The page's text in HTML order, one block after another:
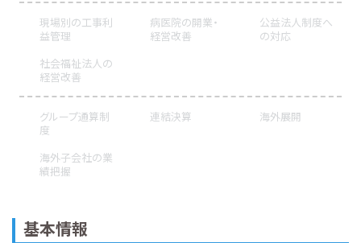
現場別の工事利
益管理
病医院の開業・
経営改善
公益法人制度へ
の対応
社会福祉法人の
経営改善
グループ通算制
度
連結決算 海外展開
海外子会社の業
績把握
基本情報